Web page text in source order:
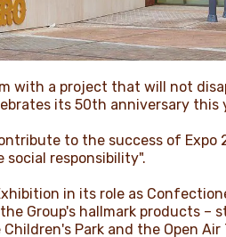
with a project that will not
its 50th anniversary this
to the success of
responsibility".
in its role as
Group's hallmark products –
Park and the Open